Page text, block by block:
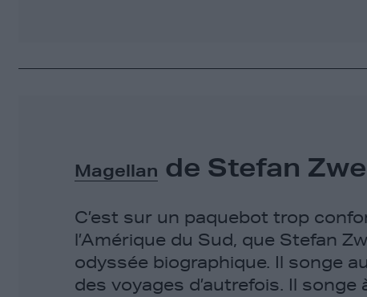
Magellan de Stefan
C’est sur un paquebot trop
l’Amérique du Sud, que Stefan
odyssée biographique. Il songe
des voyages d’autrefois. Il